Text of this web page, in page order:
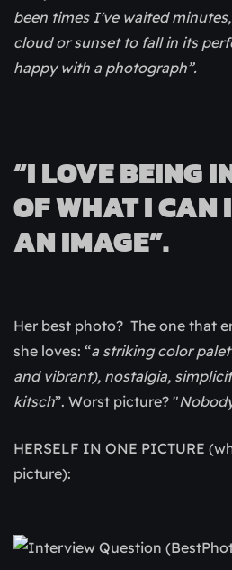
been times I've waited
cloud or sunset to fall in its
happy with a photograph”.
“I LOVE BEING
OF WHAT I CAN
AN IMAGE”.
Her best photo? The one that
she loves: “a striking color
and vibrant), nostalgia,
kitsch”. Worst picture? "
HERSELF IN ONE PICTURE
picture):